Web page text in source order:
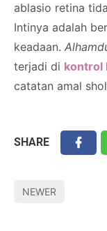
ablasio retina
Intinya adalah
keadaan.
terjadi di kontrol
catatan amal
SHARE
NEWER